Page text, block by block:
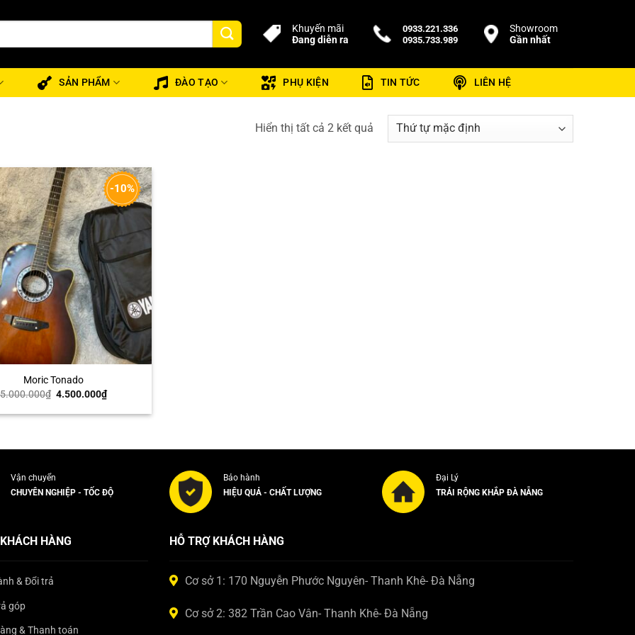
Khuyến mãi
Đang diễn ra
0933.221.336
0935.733.989
Showroom
Gần nhất
SẢN PHẨM ĐÀO TẠO PHỤ KIỆN TIN TỨC LIÊN HỆ
Hiển thị tất cả 2 kết quả
-10%
Moric Tonado
5.000.000₫ Giá
là:
4.500.000₫Giá
hiện
tại
Vận chuyển
CHUYÊN NGHIỆP - TỐC ĐỘ
Bảo hành
HIỆU QUẢ - CHẤT LƯỢNG
Đại Lý
TRẢI RỘNG KHẮP ĐÀ NẴNG
HÀNG
& Đổi trả
góp
& Thanh toán
HỖ TRỢ KHÁCH HÀNG
Cơ sở 1: 170 Nguyễn Phước Nguyên- Thanh Khê- Đà Nẵng
Cơ sở 2: 382 Trần Cao Vân- Thanh Khê- Đà Nẵng